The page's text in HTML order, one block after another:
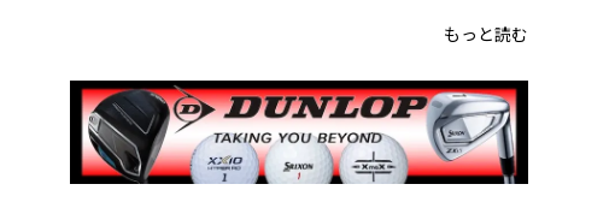
もっと読む